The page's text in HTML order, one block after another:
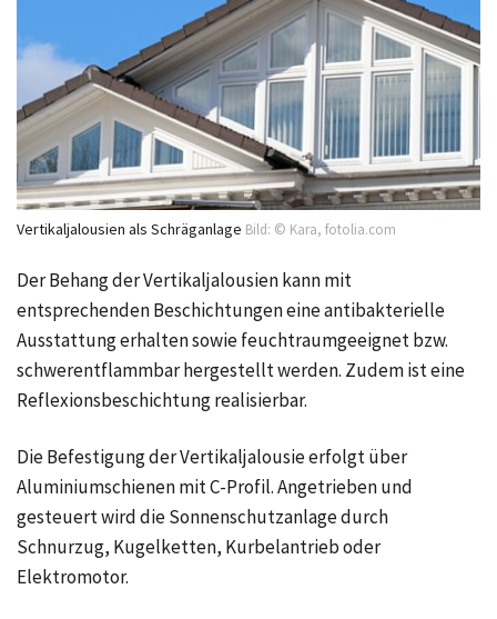
Vertikaljalousien als Schräganlage Bild: © Kara, fotolia.com
Der Behang der Vertikaljalousien kann mit
entsprechenden Beschichtungen eine antibakterielle
Ausstattung erhalten sowie feuchtraumgeeignet bzw.
schwerentflammbar hergestellt werden. Zudem ist eine
Reflexionsbeschichtung realisierbar.
Die Befestigung der Vertikaljalousie erfolgt über
Aluminiumschienen mit C-Profil. Angetrieben und
gesteuert wird die Sonnenschutzanlage durch
Schnurzug, Kugelketten, Kurbelantrieb oder
Elektromotor.